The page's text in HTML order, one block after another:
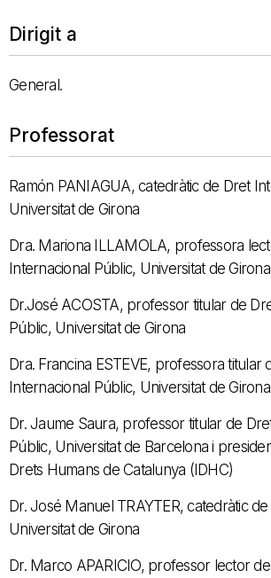
Dirigit a
General.
Professorat
Ramón PANIAGUA, catedràtic de Dret
Universitat de Girona
Dra. Mariona ILLAMOLA, professora
Internacional Públic, Universitat de Girona
Dr.José ACOSTA, professor titular de
Públic, Universitat de Girona
Dra. Francina ESTEVE, professora titular
Internacional Públic, Universitat de Girona
Dr. Jaume Saura, professor titular de
Públic, Universitat de Barcelona i
Drets Humans de Catalunya (IDHC)
Dr. José Manuel TRAYTER, catedràtic
Universitat de Girona
Dr. Marco APARICIO, professor lector